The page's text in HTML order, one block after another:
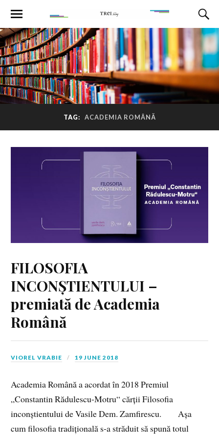
TAG: ACADEMIA ROMÂNĂ
FILOSOFIA
INCONȘTIENTULUI –
premiată de Academia
Română
VIOREL VRABIE 19 JUNE 2018
Academia Română a acordat în 2018 Premiul
„Constantin Rădulescu-Motru“ cărții Filosofia
inconștientului de Vasile Dem. Zamfirescu. Așa
cum filosofia tradițională s-a străduit să spună totul